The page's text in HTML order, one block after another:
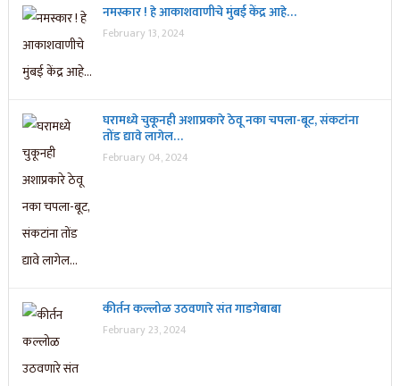
नमस्कार ! हे आकाशवाणीचे मुंबई केंद्र आहे…
February 13, 2024
घरामध्ये चुकूनही अशाप्रकारे ठेवू नका चपला-बूट, संकटांना
तोंड द्यावे लागेल…
February 04, 2024
कीर्तन कल्लोळ उठवणारे संत गाडगेबाबा
February 23, 2024